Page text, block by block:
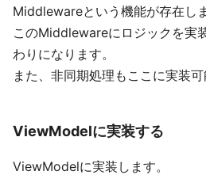
Middlewareという機能が存在しま
このMiddlewareにロジックを実
わりになります。
また、非同期処理もここに実装可
ViewModelに実装する
ViewModelに実装します。